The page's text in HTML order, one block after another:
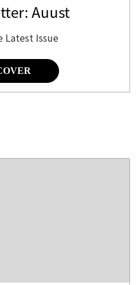
Auust
Latest Issue